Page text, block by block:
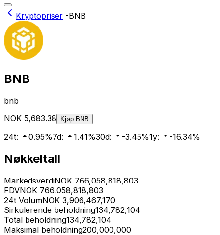
Kryptopriser -BNB
BNB
bnb
NOK 5,683.38 Kjøp BNB
24t: 0.95%7d: 1.41%30d: -3.45%1y: -16.34%
Nøkkeltall
MarkedsverdiNOK 766,058,818,803
FDVNOK 766,058,818,803
24t VolumNOK 3,906,467,170
Sirkulerende beholdning134,782,104
Total beholdning134,782,104
Maksimal beholdning200,000,000